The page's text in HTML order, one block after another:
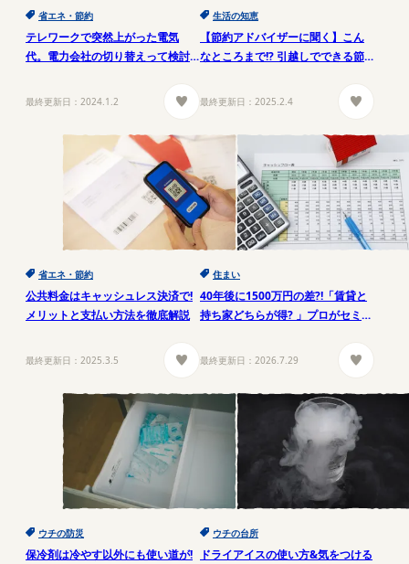
省エネ・節約
テレワークで突然上がった電気
代。電力会社の切り替えって検討
最終更新日： 2024.1.2
生活の知恵
【節約アドバイザーに聞く】こん
なところまで!? 引越しでできる節
最終更新日： 2025.2.4
省エネ・節約
公共料金はキャッシュレス決済で!
メリットと支払い方法を徹底解説
最終更新日： 2025.3.5
住まい
40年後に1500万円の差?!「賃貸と
持ち家どちらが得? 」プロがセミナ
最終更新日： 2026.7.29
ウチの防災
保冷剤は冷やす以外にも使い道が!
ウチの台所
ドライアイスの使い方&気をつける